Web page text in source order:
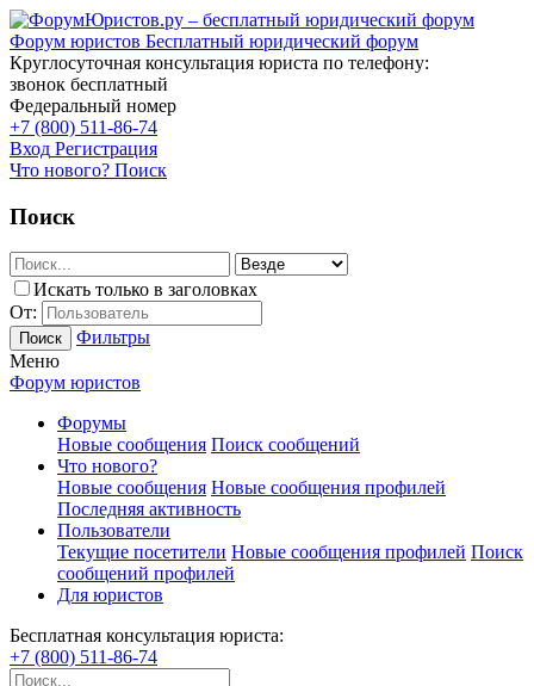
Форум юристов Бесплатный юридический форум
Круглосуточная консультация юриста по телефону:
звонок бесплатный
Федеральный номер
+7 (800) 511-86-74
Вход Регистрация
Что нового? Поиск
Поиск
Искать только в заголовках
От:
Поиск
Фильтры
Меню
Форум юристов
Форумы
Новые сообщения Поиск сообщений
Что нового?
Новые сообщения Новые сообщения профилей
Последняя активность
Пользователи
Текущие посетители Новые сообщения профилей Поиск
сообщений профилей
Для юристов
Бесплатная консультация юриста:
+7 (800) 511-86-74